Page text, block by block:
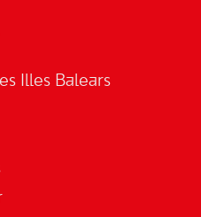
Illes Balears